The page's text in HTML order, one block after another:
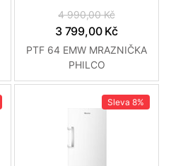
4 990,00 Kč
3 799,00 Kč
PTF 64 EMW MRAZNIČKA
PHILCO
Sleva 8%